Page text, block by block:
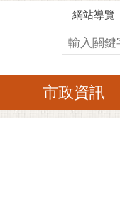
網站導覽
搜尋
市政資訊